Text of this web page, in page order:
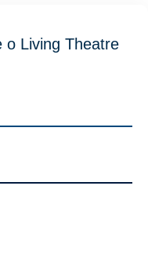
o Living Theatre